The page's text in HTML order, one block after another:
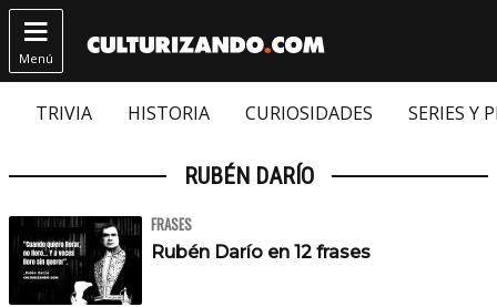

Menú
TRIVIA HISTORIA CURIOSIDADES SERIES Y
RUBÉN DARÍO
FRASES
Rubén Darío en 12 frases